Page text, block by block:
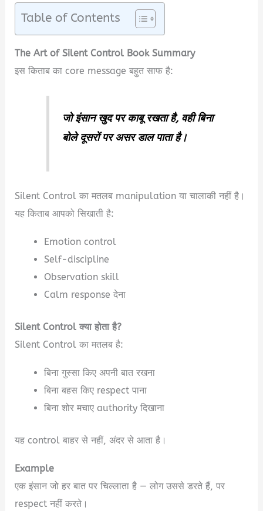
Table of Contents
The Art of Silent Control Book Summary
इस किताब का core message बहुत साफ है:
जो इंसान खुद पर काबू रखता है, वही बिना
बोले दूसरों पर असर डाल पाता है।
Silent Control का मतलब manipulation या चालाकी नहीं है।
यह किताब आपको सिखाती है:
Emotion control
Self-discipline
Observation skill
Calm response देना
Silent Control क्या होता है?
Silent Control का मतलब है:
बिना गुस्सा किए अपनी बात रखना
बिना बहस किए respect पाना
बिना शोर मचाए authority दिखाना
यह control बाहर से नहीं, अंदर से आता है।
Example
एक इंसान जो हर बात पर चिल्लाता है — लोग उससे डरते हैं, पर
respect नहीं करते।